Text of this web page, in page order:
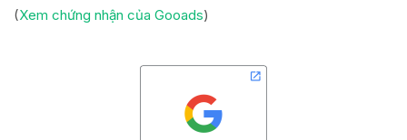
(Xem chứng nhận của Gooads)